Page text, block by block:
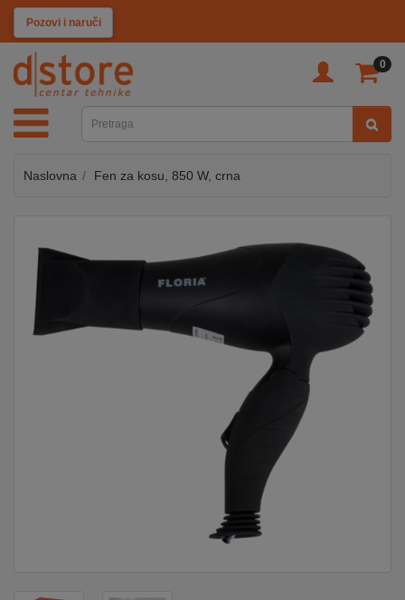
Pozovi i naruči
0
KATEGORIJE
TV
SAT
MOBILNI
AUDIO
KABLOVI
Naslovna Fen za kosu, 850 W, crna